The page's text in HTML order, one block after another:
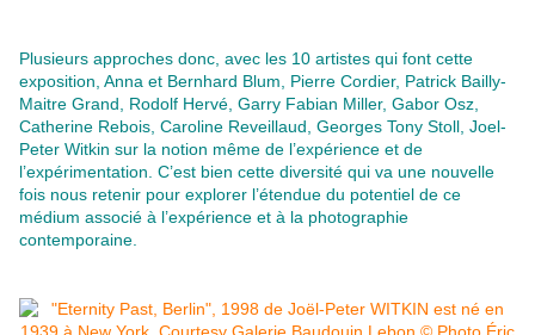
Plusieurs approches donc, avec les 10 artistes qui font cette
exposition, Anna et Bernhard Blum, Pierre Cordier, Patrick Bailly-
Maitre Grand, Rodolf Hervé, Garry Fabian Miller, Gabor Osz,
Catherine Rebois, Caroline Reveillaud, Georges Tony Stoll, Joel-
Peter Witkin sur la notion même de l’expérience et de
l’expérimentation. C’est bien cette diversité qui va une nouvelle
fois nous retenir pour explorer l’étendue du potentiel de ce
médium associé à l’expérience et à la photographie
contemporaine.